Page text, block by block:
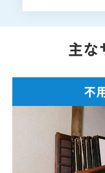
主な
不